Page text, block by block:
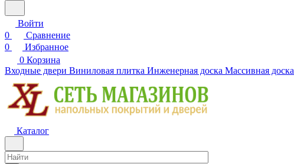
Войти
0
Сравнение
0
Избранное
0 Корзина
Входные двери Виниловая плитка Инженерная доска Массивная доска
Каталог